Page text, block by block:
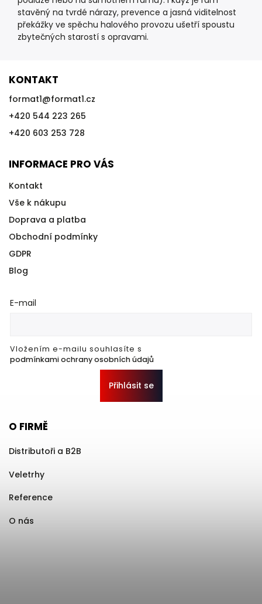
stavěný na tvrdé nárazy, prevence a jasná viditelnost
překážky ve spěchu halového provozu ušetří spoustu
zbytečných starostí s opravami.
KONTAKT
format1@format1.cz
+420 544 223 265
+420 603 253 728
INFORMACE PRO VÁS
Kontakt
Vše k nákupu
Doprava a platba
Obchodní podmínky
GDPR
Blog
E-mail
Vložením e-mailu souhlasíte s
podmínkami ochrany osobních údajů
Přihlásit se
O FIRMĚ
Distributoři a B2B
Veletrhy
Reference
O nás